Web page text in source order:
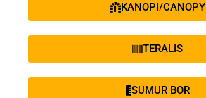
KANOPI/CANOPY
TERALIS
SUMUR BOR